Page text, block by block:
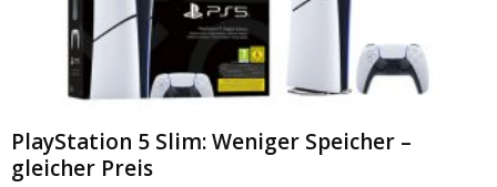
PlayStation 5 Slim: Weniger Speicher –
gleicher Preis